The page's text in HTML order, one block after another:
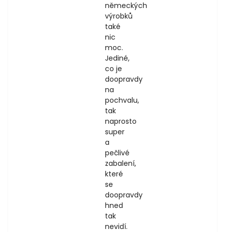
německých
výrobků
také
nic
moc.
Jediné,
co je
doopravdy
na
pochvalu,
tak
naprosto
super
a
pečlivé
zabalení,
které
se
doopravdy
hned
tak
nevidí.